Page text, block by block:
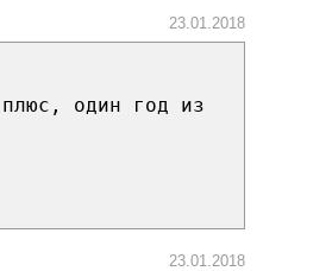
23.01.2018
один год из
23.01.2018